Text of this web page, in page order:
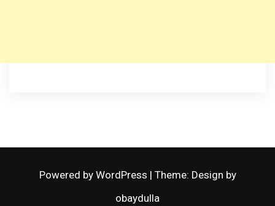
Powered by WordPress | Theme: Design by
obaydulla